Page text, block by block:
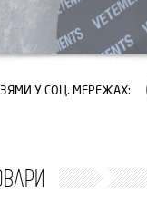
У СОЦ. МЕРЕЖАХ: